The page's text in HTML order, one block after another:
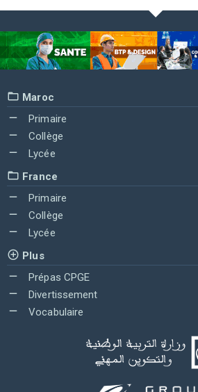
Maroc
Primaire
Collège
Lycée
France
Primaire
Collège
Lycée
Plus
Prépas CPGE
Divertissement
Vocabulaire